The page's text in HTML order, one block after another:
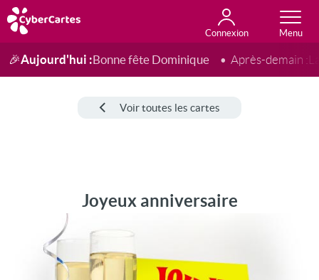
Connexion
Anniversaire
Fête du jour
Amour
Amitié
Merci
Toutes les cartes
🎉Aujourd'hui :Bonne fête Dominique Après-demain :
Voir toutes les cartes
Joyeux anniversaire